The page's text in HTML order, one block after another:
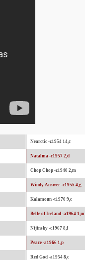
Nearctic -z1954 14,c
Natalma -c1957 2,d
Chop Chop -z1940 2,m
Windy Answer -c1955 4,g
Kalamoun -t1970 9,c
Belle of Ireland -a1964 1,m
Nijinsky -c1967 8,f
Peace -a1966 1,p
Red God -a1954 8,c